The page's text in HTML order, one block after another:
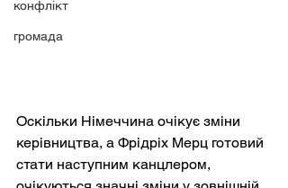
конфлікт
громада
Оскільки Німеччина очікує зміни
керівництва, а Фрідріх Мерц готовий
стати наступним канцлером,